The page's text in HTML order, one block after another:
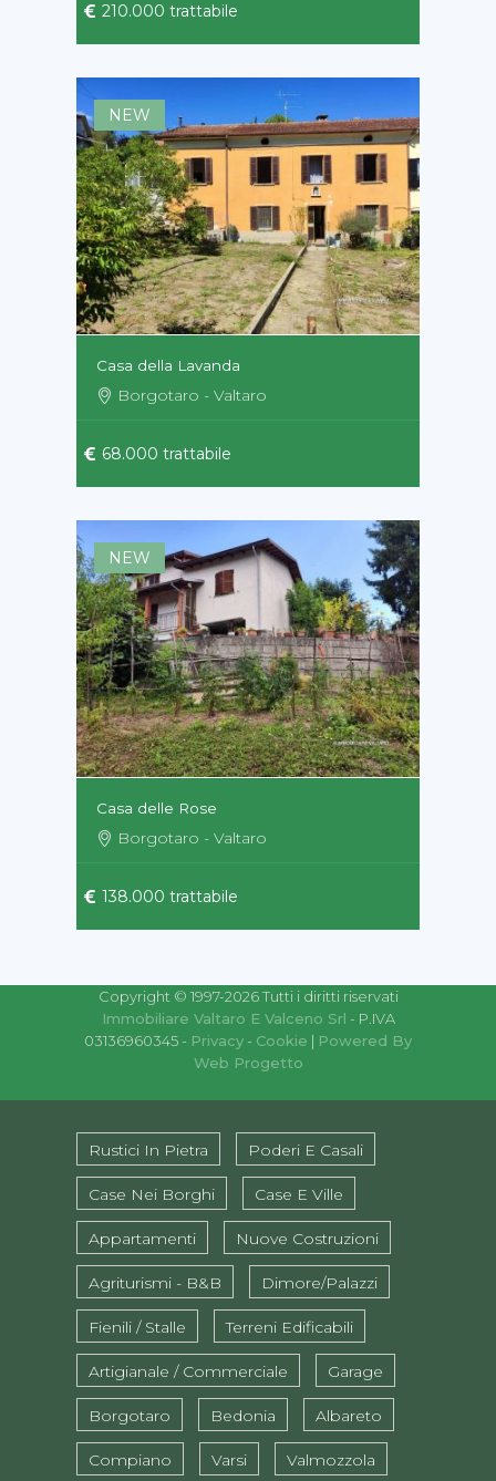
210.000 trattabile
NEW
Casa della Lavanda
Borgotaro - Valtaro
68.000 trattabile
NEW
Casa delle Rose
Borgotaro - Valtaro
138.000 trattabile
Copyright © 1997-2026 Tutti i diritti riservati
Immobiliare Valtaro E Valceno Srl - P.IVA
03136960345 - Privacy - Cookie | Powered By
Web Progetto
Rustici In Pietra Poderi E Casali
Case Nei Borghi Case E Ville
Appartamenti Nuove Costruzioni
Agriturismi - B&B Dimore/Palazzi
Fienili / Stalle Terreni Edificabili
Artigianale / Commerciale Garage
Borgotaro Bedonia Albareto
Compiano Varsi Valmozzola